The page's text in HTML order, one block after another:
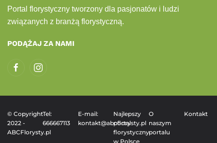
Portal florystyczny tworzony dla pasjonatów i ludzi
związanych z branżą florystyczną.
PODĄŻAJ ZA NAMI
© Copyright
2022 -
ABCFlorysty.pl
Tel:
666667113
E-mail:
kontakt@abcflorysty.pl
Najlepszy
portal
florystyczny
w Polsce
O
naszym
portalu
Kontakt